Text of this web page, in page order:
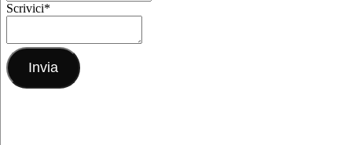
Scrivici*
Invia